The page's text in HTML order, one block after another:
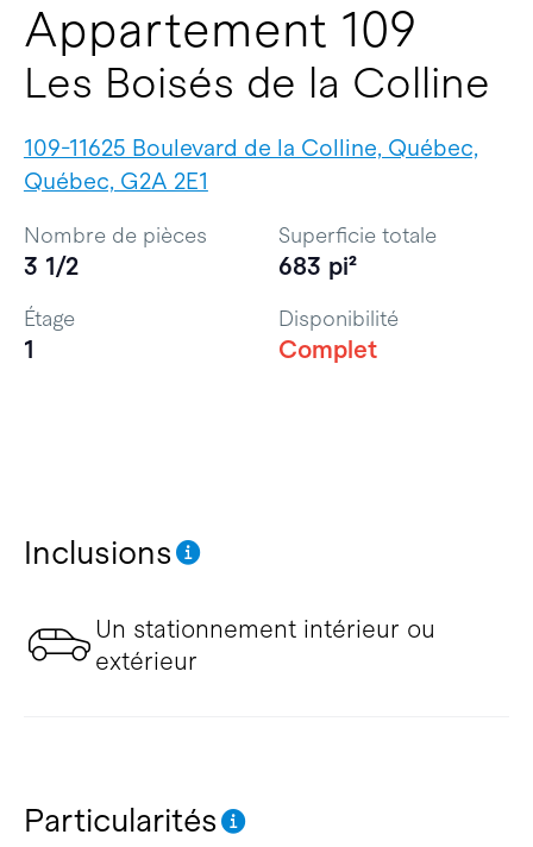
Appartement 109
Les Boisés de la Colline
109-11625 Boulevard de la Colline, Québec,
Québec, G2A 2E1
Inclusions
Un stationnement intérieur ou
extérieur
Particularités
Nombre de pièces
3 1/2
Superficie totale
683 pi²
Étage
1
Disponibilité
Complet